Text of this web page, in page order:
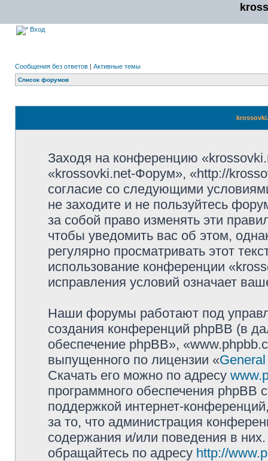
Вход
Сообщения без ответов | Активные темы
Список форумов
Заходя на конференцию
«krossovki.net-Форум», «http://
согласие со следующими
не заходите и не пользуйтесь
за собой право изменять эти
чтобы уведомить вас об этом,
регулярно просматривать этот
использование конференции
исправления условий означает
Наши форумы работают под
создания конференций phpBB (в
обеспечение phpBB»,
выпущенного по лицензии «
Скачать его можно по адресу
программного обеспечения phpBB
поддержкой интернет-
за то, что администрация
содержания и/или поведения в
обращайтесь по адресу http://